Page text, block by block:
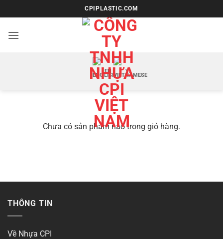
qua
nội
CPIPLASTIC.COM
EN VI
Chưa có sản phẩm nào trong giỏ hàng.
THÔNG TIN
Về Nhựa CPI